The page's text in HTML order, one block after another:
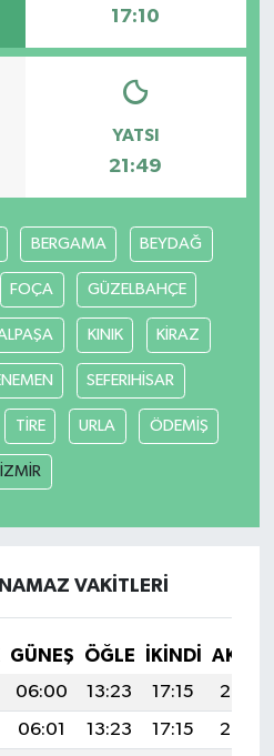
17:10
YATSI
21:49
BERGAMA BEYDAĞ
FOÇA GÜZELBAHÇE
KINIK KİRAZ
SEFERIHİSAR
TİRE URLA ÖDEMİŞ
İZMİR
VAKITLERI
GÜNEŞ ÖĞLE İKINDI
06:00 13:23 17:15
20:36
06:01 13:23 17:15
20:35